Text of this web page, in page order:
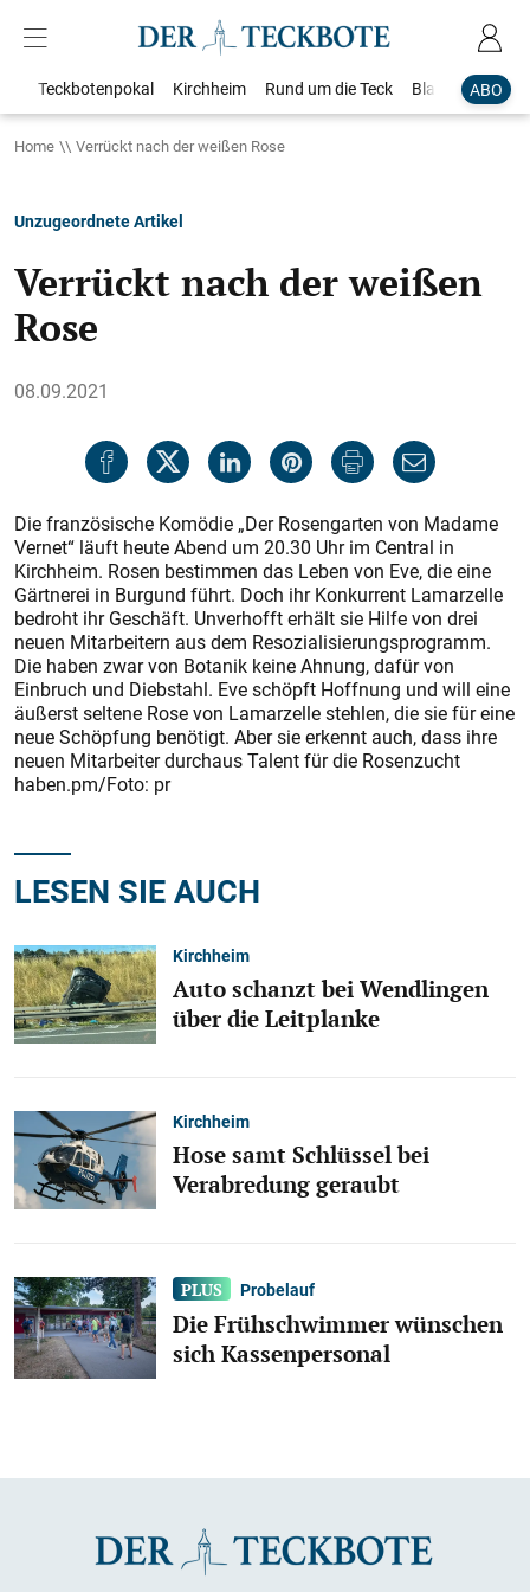
ABO
Teckbotenpokal Kirchheim Rund um die Teck Blaulicht
Home Verrückt nach der weißen Rose
Unzugeordnete Artikel
Verrückt nach der weißen
Rose
08.09.2021
Die französische Komödie „Der Rosengarten von Madame
Vernet“ läuft heute Abend um 20.30 Uhr im Central in
Kirchheim. Rosen bestimmen das Leben von Eve, die eine
Gärtnerei in Burgund führt. Doch ihr Konkurrent Lamarzelle
bedroht ihr Geschäft. Unverhofft erhält sie Hilfe von drei
neuen Mitarbeitern aus dem Resozialisierungsprogramm.
Die haben zwar von Botanik keine Ahnung, dafür von
Einbruch und Diebstahl. Eve schöpft Hoffnung und will eine
äußerst seltene Rose von Lamarzelle stehlen, die sie für eine
neue Schöpfung benötigt. Aber sie erkennt auch, dass ihre
neuen Mitarbeiter durchaus Talent für die Rosenzucht
haben.pm/Foto: pr
LESEN SIE AUCH
Kirchheim
Auto schanzt bei Wendlingen
über die Leitplanke
Kirchheim
Hose samt Schlüssel bei
Verabredung geraubt
Probelauf
Die Frühschwimmer wünschen
sich Kassenpersonal